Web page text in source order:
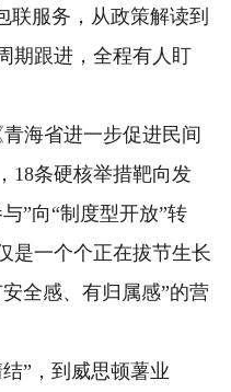
联服务，从政策解读到
期跟进，全程有人盯
海省进一步促进民间
18条硬核举措靶向发
”向“制度型开放”转
是一个个正在拔节生长
全感、有归属感”的营
”，到威思顿薯业